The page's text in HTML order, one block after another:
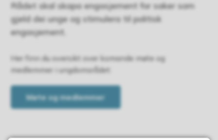
Rådet skal skapa engasjement for saker som
gjeld dei unge og stimulera til politisk
engasjement.
Her finn du oversikt over komande møte og
medlemmer i ungdomsrådet:
Møte og medlemmer